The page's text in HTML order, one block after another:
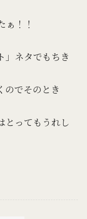
ぁ！！
」ネタでもちき
のでそのとき
とってもうれし